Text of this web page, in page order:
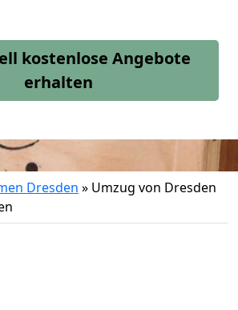
kostenlose Angebote
erhalten
Dresden » Umzug von Dresden